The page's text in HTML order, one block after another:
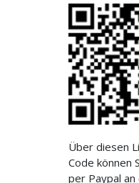
Über diesen
Code können
per Paypal an